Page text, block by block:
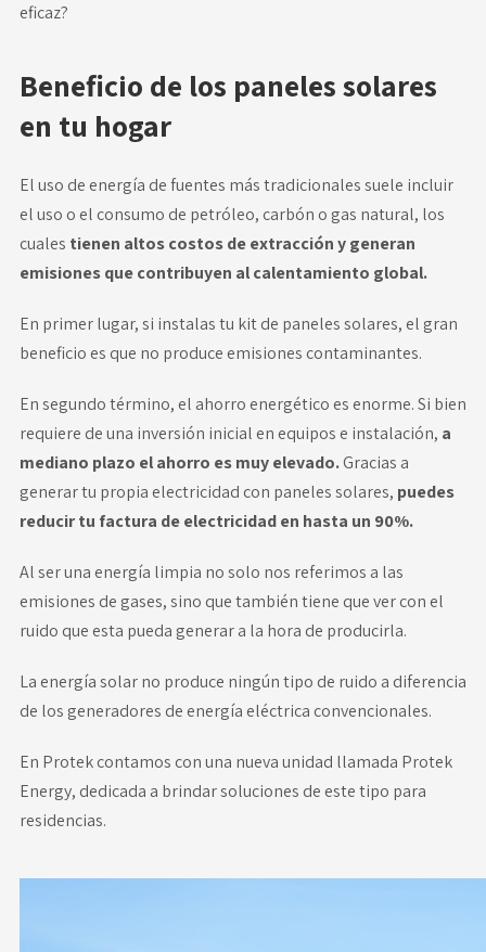
eficaz?
Beneficio de los paneles solares
en tu hogar
El uso de energía de fuentes más tradicionales suele incluir
el uso o el consumo de petróleo, carbón o gas natural, los
cuales tienen altos costos de extracción y generan
emisiones que contribuyen al calentamiento global.
En primer lugar, si instalas tu kit de paneles solares, el gran
beneficio es que no produce emisiones contaminantes.
En segundo término, el ahorro energético es enorme. Si bien
requiere de una inversión inicial en equipos e instalación, a
mediano plazo el ahorro es muy elevado.Gracias a
generar tu propia electricidad con paneles solares, puedes
reducir tu factura de electricidad en hasta un 90%.
Al ser una energía limpia no solo nos referimos a las
emisiones de gases, sino que también tiene que ver con el
ruido que esta pueda generar a la hora de producirla.
La energía solar no produce ningún tipo de ruido a diferencia
de los generadores de energía eléctrica convencionales.
En Protek contamos con una nueva unidad llamada Protek
Energy, dedicada a brindar soluciones de este tipo para
residencias.